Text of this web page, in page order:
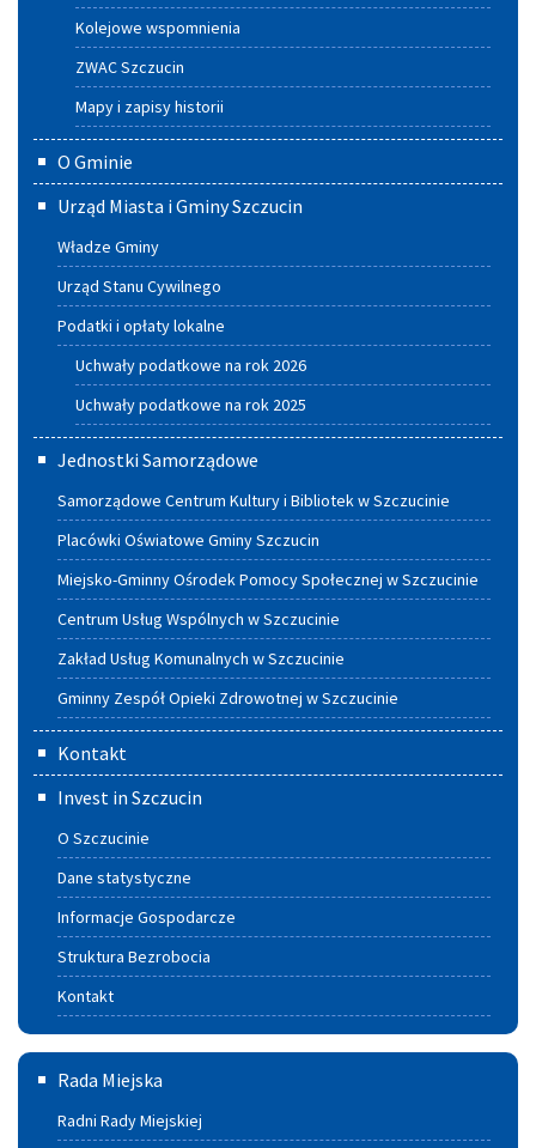
Kolejowe wspomnienia
ZWAC Szczucin
Mapy i zapisy historii
O Gminie
Urząd Miasta i Gminy Szczucin
Władze Gminy
Urząd Stanu Cywilnego
Podatki i opłaty lokalne
Uchwały podatkowe na rok 2026
Uchwały podatkowe na rok 2025
Jednostki Samorządowe
Samorządowe Centrum Kultury i Bibliotek w Szczucinie
Placówki Oświatowe Gminy Szczucin
Miejsko-Gminny Ośrodek Pomocy Społecznej w Szczucinie
Centrum Usług Wspólnych w Szczucinie
Zakład Usług Komunalnych w Szczucinie
Gminny Zespół Opieki Zdrowotnej w Szczucinie
Kontakt
Invest in Szczucin
O Szczucinie
Dane statystyczne
Informacje Gospodarcze
Struktura Bezrobocia
Kontakt
Rada
Miejska
Rada Miejska
Radni Rady Miejskiej